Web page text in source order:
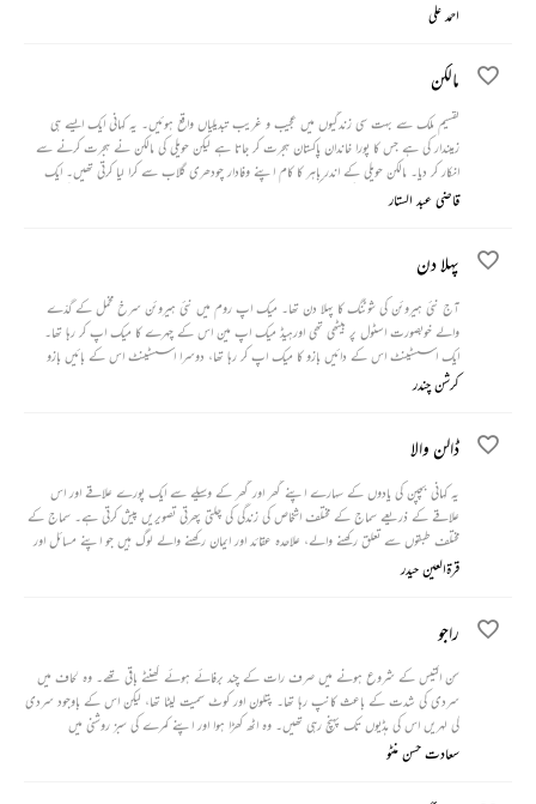
اور سوچتی ہے کہ شاید وہ جنت میں ہے۔ جب بچے باربار اس سے کھانے کے لیے کہتے ہیں تو وہ اس
احمد علی
مالکن
تقسیم ملک سے بہت سی زندگیوں میں عجیب و غریب تبدیلیاں واقع ہوئیں۔ یہ کہانی ایک ایسے ہی
زمیندار کی ہے جس کا پورا خاندان پاکستان ہجرت کر جاتا ہے لیکن حویلی کی مالکن نے ہجرت کرنے سے
انکار کر دیا۔ مالکن حویلی کے اندر باہر کا کام اپنے وفادار چودھری گلاب سے کرا لیا کرتی تھیں۔ ایک
وقت ایسا بھی آیا کہ حویلی کی بچی کھچی شان و شوکت بھی جاتی رہی اور حویلی کھنڈر میں تبدیل ہو گئی۔ حویلی
قاضی عبد الستار
پہلا دن
آج نئی ہیروئن کی شوٹنگ کا پہلا دن تھا۔ میک اپ روم میں نئی ہیروئن سرخ مخمل کے گدّے
والے خوبصورت اسٹول پر بیٹھی تھی اورہیڈ میک اپ مین اس کے چہرے کا میک اپ کر رہا تھا۔
ایک اسسٹینٹ اس کے دائیں بازو کا میک اپ کر رہا تھا، دوسرا اسسٹینٹ اس کے بائیں بازو
کرشن چندر
ڈالن والا
یہ کہانی بچپن کی یادوں کے سہارے اپنے گھر اور گھر کے وسیلے سے ایک پورے علاقے اور اس
علاقے کے ذریعے سماج کے مختلف اشخاص کی زندگی کی چلتی پھرتی تصویریں پیش کرتی ہے۔ سماج کے
مختلف طبقوں سے تعلق رکھنے والے، علاحدہ عقائد اور ایمان رکھنے والے لوگ ہیں جو اپنے مسائل اور
مراتب سے بندھے ہوئے ہیں۔
قرۃالعین حیدر
راجو
سن اکتیس کے شروع ہونے میں صرف رات کے چند برفائے ہوئے گھنٹے باقی تھے۔ وہ لحاف میں
سردی کی شدت کے باعث کانپ رہا تھا۔ پتلون اور کوٹ سمیت لیٹا تھا، لیکن اس کے باوجود سردی
کی لہریں اس کی ہڈیوں تک پہنچ رہی تھیں۔ وہ اٹھ کھڑا ہوا اور اپنے کمرے کی سبز روشنی میں
سعادت حسن منٹو